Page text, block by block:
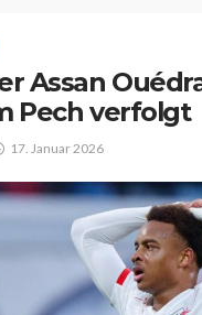
Assan
Pech verfolgt
17. Januar 2026